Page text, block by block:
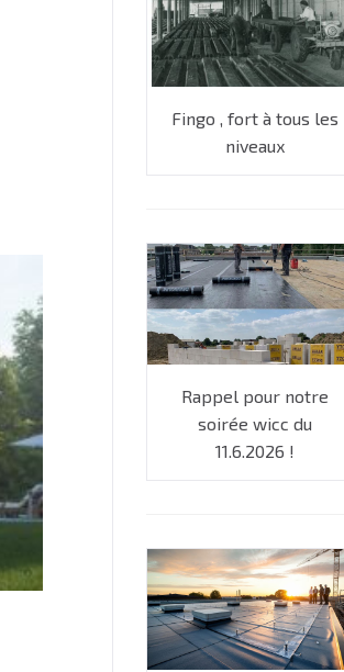
Fingo , fort à tous les
niveaux
Rappel pour notre
soirée wicc du
11.6.2026 !